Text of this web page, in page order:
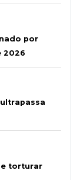
por
2026
torturar